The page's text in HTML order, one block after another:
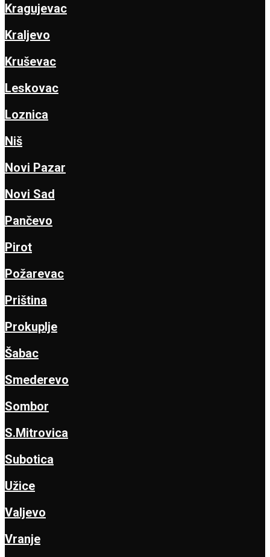
Kragujevac
Kraljevo
Kruševac
Leskovac
Loznica
Niš
Novi Pazar
Novi Sad
Pančevo
Pirot
Požarevac
Priština
Prokuplje
Šabac
Smederevo
Sombor
S.Mitrovica
Subotica
Užice
Valjevo
Vranje